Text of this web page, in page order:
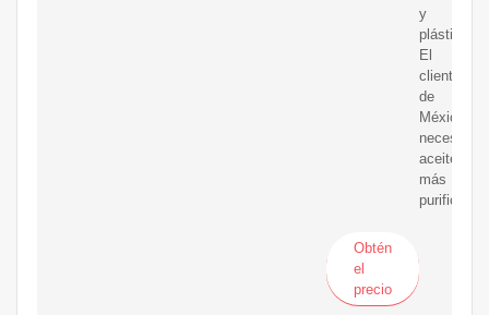
y
plásticos.
El
cliente
de
México
necesita
aceite
más
purificado.
Obtén
el
precio